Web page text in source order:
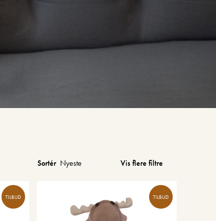
Sortér Vis flere filtre
TILBUD TILBUD